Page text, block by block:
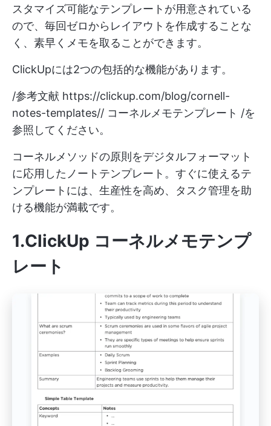
スタマイズ可能なテンプレートが用意されている
ので、毎回ゼロからレイアウトを作成することな
く、素早くメモを取ることができます。
ClickUpには2つの包括的な機能があります。
/参考文献 https://clickup.com/blog/cornell-
notes-templates// コーネルメモテンプレート /を
参照してください。
コーネルメソッドの原則をデジタルフォーマット
に応用したノートテンプレート。すぐに使えるテ
ンプレートには、生産性を高め、タスク管理を助
ける機能が満載です。
1.ClickUp コーネルメモテンプ
レート